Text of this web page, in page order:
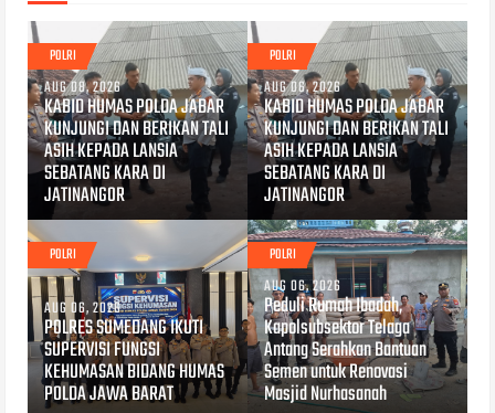
POLRI
AUG 08, 2026
KABID HUMAS POLDA JABAR
KUNJUNGI DAN BERIKAN TALI
ASIH KEPADA LANSIA
SEBATANG KARA DI
JATINANGOR
POLRI
AUG 06, 2026
KABID HUMAS POLDA JABAR
KUNJUNGI DAN BERIKAN TALI
ASIH KEPADA LANSIA
SEBATANG KARA DI
JATINANGOR
POLRI
AUG 06, 2026
POLRES SUMEDANG IKUTI
SUPERVISI FUNGSI
KEHUMASAN BIDANG HUMAS
POLDA JAWA BARAT
POLRI
AUG 06, 2026
Peduli Rumah Ibadah,
Kapolsubsektor Telaga
Antang Serahkan Bantuan
Semen untuk Renovasi
Masjid Nurhasanah